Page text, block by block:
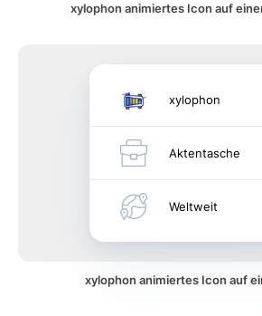
xylophon animiertes Icon auf
xylophon
Aktentasche
Weltweit
xylophon animiertes Icon auf